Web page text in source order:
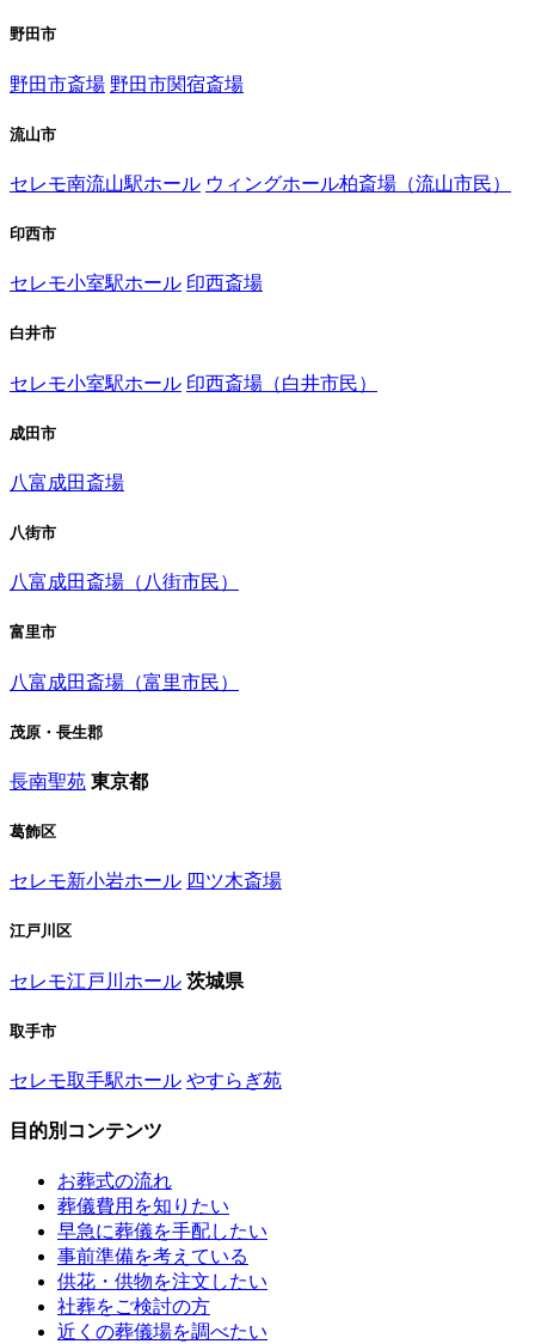
野田市
野田市斎場 野田市関宿斎場
流山市
セレモ南流山駅ホール ウィングホール柏斎場（流山市民）
印西市
セレモ小室駅ホール 印西斎場
白井市
セレモ小室駅ホール 印西斎場（白井市民）
成田市
八富成田斎場
八街市
八富成田斎場（八街市民）
富里市
八富成田斎場（富里市民）
茂原・長生郡
長南聖苑 東京都
葛飾区
セレモ新小岩ホール 四ツ木斎場
江戸川区
セレモ江戸川ホール 茨城県
取手市
セレモ取手駅ホール やすらぎ苑
目的別コンテンツ
お葬式の流れ
葬儀費用を知りたい
早急に葬儀を手配したい
事前準備を考えている
供花・供物を注文したい
社葬をご検討の方
近くの葬儀場を調べたい